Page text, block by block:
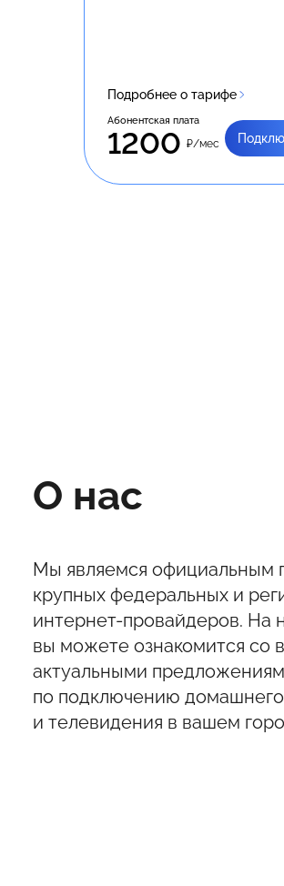
Подробнее о тарифе
Абонентская плата
1200 ₽/мес
О нас
Мы являемся официальным
крупных федеральных и
интернет-провайдеров. На
вы можете ознакомится со
актуальными
по подключению
и телевидения в вашем